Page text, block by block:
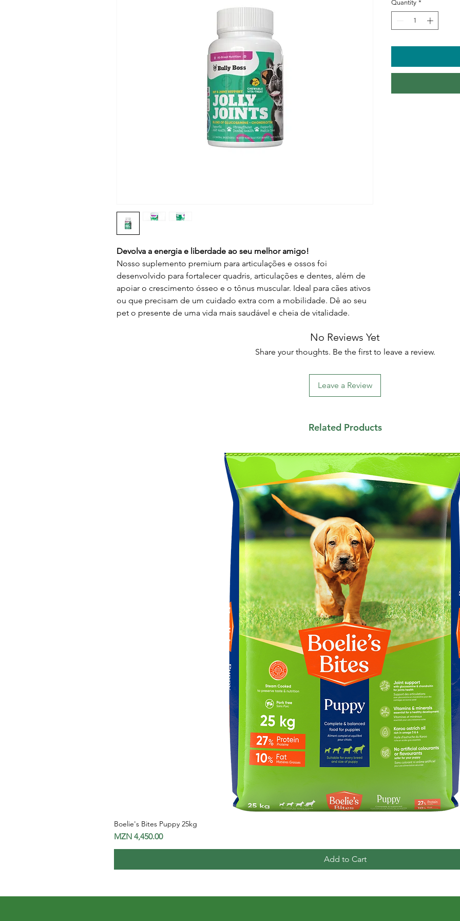
Devolva a energia e liberdade ao seu melhor amigo!
Nosso suplemento premium para articulações e ossos foi
desenvolvido para fortalecer quadris, articulações e dentes, além de
apoiar o crescimento ósseo e o tônus muscular. Ideal para cães ativos
ou que precisam de um cuidado extra com a mobilidade. Dê ao seu
pet o presente de uma vida mais saudável e cheia de vitalidade.
Quantity *
No Reviews Yet
Share your thoughts. Be the first to leave a review.
Leave a Review
Related Products
Boelie's Bites Puppy 25kg
Price
MZN 4,450.00
Add to Cart